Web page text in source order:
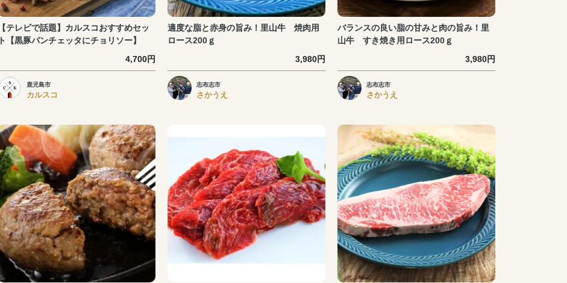
【テレビで話題】カルスコおすすめセッ
ト【黒豚パンチェッタにチョリソー】
4,700円
鹿児島市
カルスコ
適度な脂と赤身の旨み！里山牛 焼肉用
ロース200ｇ
3,980円
志布志市
さかうえ
バランスの良い脂の甘みと肉の旨み！里
山牛 すき焼き用ロース200ｇ
3,980円
志布志市
さかうえ